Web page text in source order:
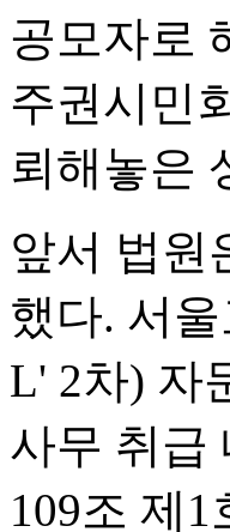
공모자로
주권시민
뢰해놓은
앞서 법원
했다. 서
L' 2차) 자
사무 취급
109조 제